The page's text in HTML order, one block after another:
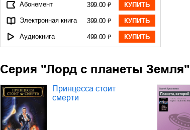
Абонемент 399.00 ₽ КУПИТЬ
Электронная книга 399.00 ₽ КУПИТЬ
Аудиокнига 499.00 ₽ КУПИТЬ
Серия "Лорд с планеты Земля"
Принцесса стоит
смерти